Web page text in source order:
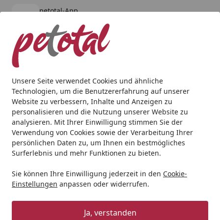
Unsere Seite verwendet Cookies und ähnliche
Technologien, um die Benutzererfahrung auf unserer
Website zu verbessern, Inhalte und Anzeigen zu
personalisieren und die Nutzung unserer Website zu
analysieren. Mit Ihrer Einwilligung stimmen Sie der
Verwendung von Cookies sowie der Verarbeitung Ihrer
persönlichen Daten zu, um Ihnen ein bestmögliches
Surferlebnis und mehr Funktionen zu bieten.
Sie können Ihre Einwilligung jederzeit in den Cookie-
Einstellungen anpassen oder widerrufen.
Ja, verstanden
petotal-App
kostenlos - Im App Store
Alle Produkte
Mein Konto
Suchen
Startseite
Hund BARF & Frostfutter Muskelfleisch Seitz
Seitz Rinderlefzen gewolft
Spezialfutter / Frostfutter für
Hunde